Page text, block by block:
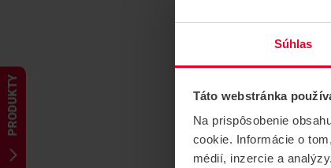
Súhlas
Táto webstránka
Na prispôsobenie
cookie. Informácie o
médií, inzercie a
PRODUKTY